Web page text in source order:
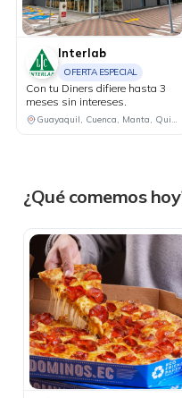
Interlab
OFERTA ESPECIAL
Con tu Diners difiere hasta 3
meses sin intereses.
Guayaquil, Cuenca, Manta, Quito, Machala
Ahora tus
¿Qué comemos